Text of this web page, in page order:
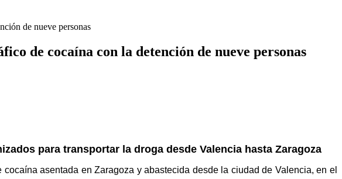
de nueve personas
de cocaína con la detención de nueve personas
para transportar la droga desde Valencia hasta Zaragoza
asentada en Zaragoza y abastecida desde la ciudad de Valencia, en el